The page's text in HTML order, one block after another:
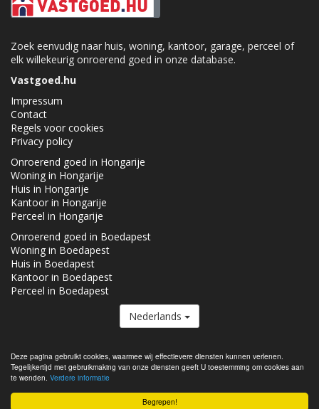
Begrepen!
Deze pagina gebruikt cookies, waarmee wij effectievere diensten kunnen verlenen.
Tegelijkertijd met gebruikmaking van onze diensten geeft U toestemming om cookies aan
te wenden. Verdere informatie
Zoek eenvudig naar huis, woning, kantoor, garage, perceel of
elk willekeurig onroerend goed in onze database.
Vastgoed.hu
Impressum
Contact
Regels voor cookies
Privacy policy
Onroerend goed in Hongarije
Woning in Hongarije
Huis in Hongarije
Kantoor in Hongarije
Perceel in Hongarije
Onroerend goed in Boedapest
Woning in Boedapest
Huis in Boedapest
Kantoor in Boedapest
Perceel in Boedapest
Nederlands
De Vastgoed.hu lid van deReal Estate Group.
Onroerende goederen te koop in Hongarije - Vastgoed.hu © 2026 Alle
rechten voorbehouden